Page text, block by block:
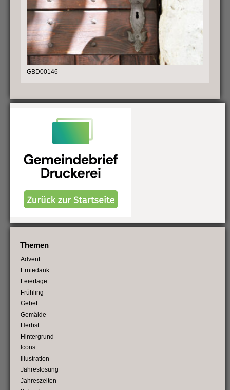
GBD00146
Themen
Advent
Erntedank
Feiertage
Frühling
Gebet
Gemälde
Herbst
Hintergrund
Icons
Illustration
Jahreslosung
Jahreszeiten